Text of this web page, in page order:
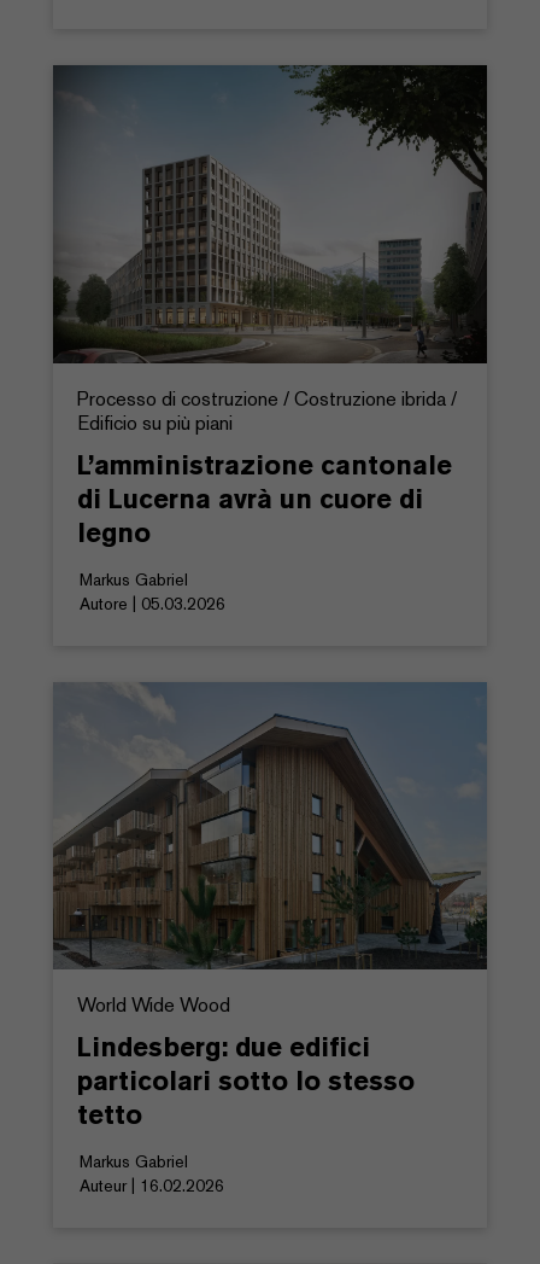
Processo di costruzione / Costruzione ibrida /
Edificio su più piani
L’amministrazione cantonale
di Lucerna avrà un cuore di
legno
Markus Gabriel
Autore | 05.03.2026
World Wide Wood
Lindesberg: due edifici
particolari sotto lo stesso
tetto
Markus Gabriel
Auteur | 16.02.2026